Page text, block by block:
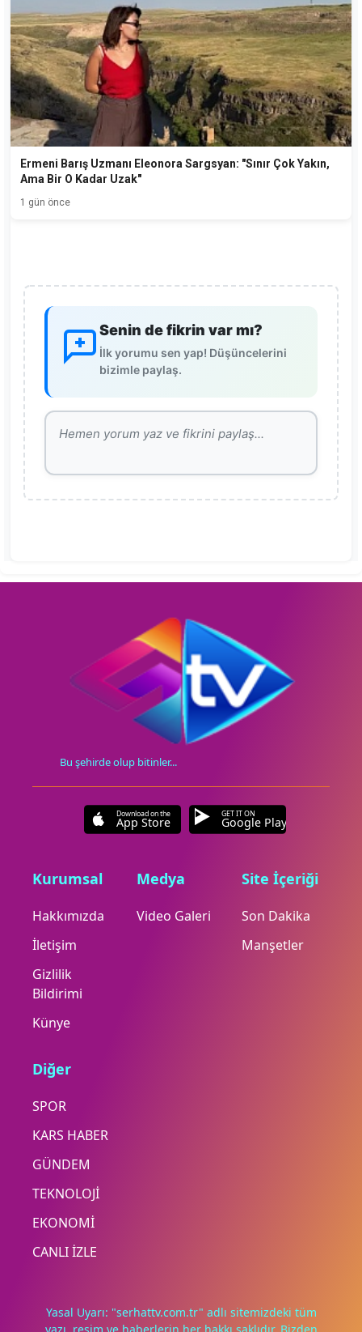
Ermeni Barış Uzmanı Eleonora Sargsyan: "Sınır Çok Yakın,
Ama Bir O Kadar Uzak"
1 gün önce
Senin de fikrin var mı?
İlk yorumu sen yap! Düşüncelerini
bizimle paylaş.
Bu şehirde olup bitinler...
Download on the
App Store
GET IT ON
Google Play
Kurumsal
Hakkımızda
İletişim
Gizlilik
Bildirimi
Künye
Medya
Video Galeri
Site İçeriği
Son Dakika
Manşetler
Diğer
SPOR
KARS HABER
GÜNDEM
TEKNOLOJİ
EKONOMİ
CANLI İZLE
Yasal Uyarı: "serhattv.com.tr" adlı sitemizdeki tüm